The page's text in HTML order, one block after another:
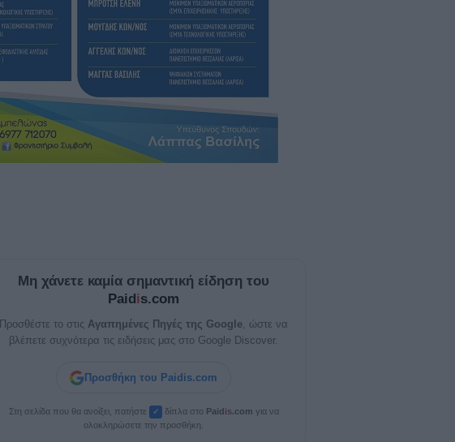
Μη χάνετε καμία σημαντική είδηση του
Paidis.com
Προσθέστε το στις Αγαπημένες Πηγές της Google, ώστε να
βλέπετε συχνότερα τις ειδήσεις μας στο Google Discover.
Προσθήκη του Paidis.com
Στη σελίδα που θα ανοίξει, πατήστε ✓ δίπλα στο Paidis.com για να
ολοκληρώσετε την προσθήκη.